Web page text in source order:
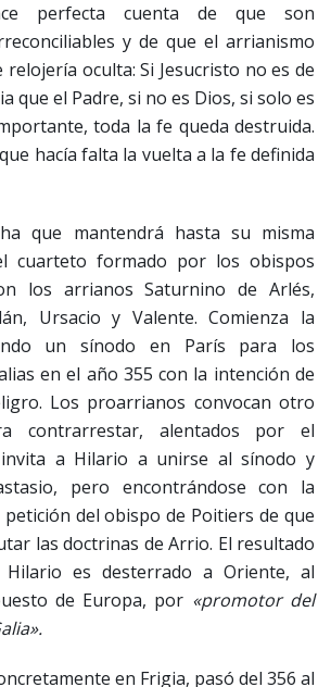
perfecta cuenta de que son
y de que el arrianismo
oculta: Si Jesucristo no es de
que el Padre, si no es Dios, si solo es
toda la fe queda destruida.
hacía falta la vuelta a la fe definida
que mantendrá hasta su misma
cuarteto formado por los obispos
los arrianos Saturnino de Arlés,
Ursacio y Valente. Comienza la
un sínodo en París para los
en el año 355 con la intención de
Los proarrianos convocan otro
contrarrestar, alentados por el
a Hilario a unirse al sínodo y
pero encontrándose con la
del obispo de Poitiers de que
las doctrinas de Arrio. El resultado
es desterrado a Oriente, al
de Europa, por «promotor del
en Frigia, pasó del 356 al